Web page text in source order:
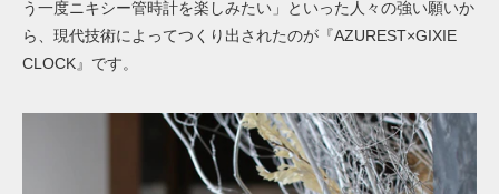
う一度ニキシー管時計を楽しみたい」といった人々の強い願いか
ら、現代技術によってつくり出されたのが『AZUREST×GIXIE
CLOCK』 です。